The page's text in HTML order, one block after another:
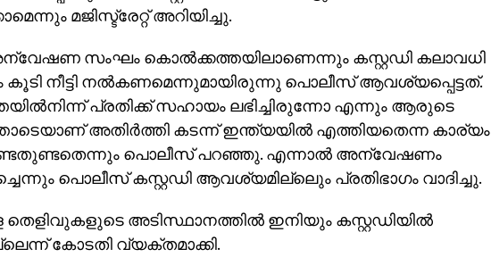
മജിസ്ട്രേറ്റ് അറിയിച്ചു.
സംഘം കൊല്‍ക്കത്തയിലാണെന്നും കസ്റ്റഡി കലാവധി
കൂടി നീട്ടി നല്‍കണമെന്നുമായിരുന്നു പൊലീസ് ആവശ്യപ്പെട്ടത്.
പ്രതിക്ക് സഹായം ലഭിച്ചിരുന്നോ എന്നും ആരുടെ
അതിര്‍ത്തി കടന്ന് ഇന്ത്യയില്‍ എത്തിയതെന്ന കാര്യം
പൊലീസ് പറഞ്ഞു. എന്നാല്‍ അന്വേഷണം
പൊലീസ് കസ്റ്റഡി ആവശ്യമില്ലെും പ്രതിഭാഗം വാദിച്ചു.
തെളിവുകളുടെ അടിസ്ഥാനത്തില്‍ ഇനിയും കസ്റ്റഡിയില്‍
കോടതി വ്യക്തമാക്കി.